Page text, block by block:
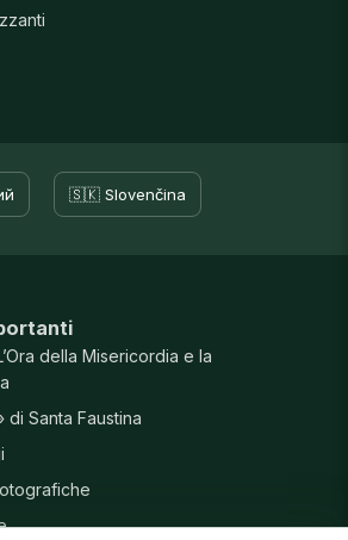
🇸🇰 Slovenčina
della Misericordia e la
di Santa Faustina